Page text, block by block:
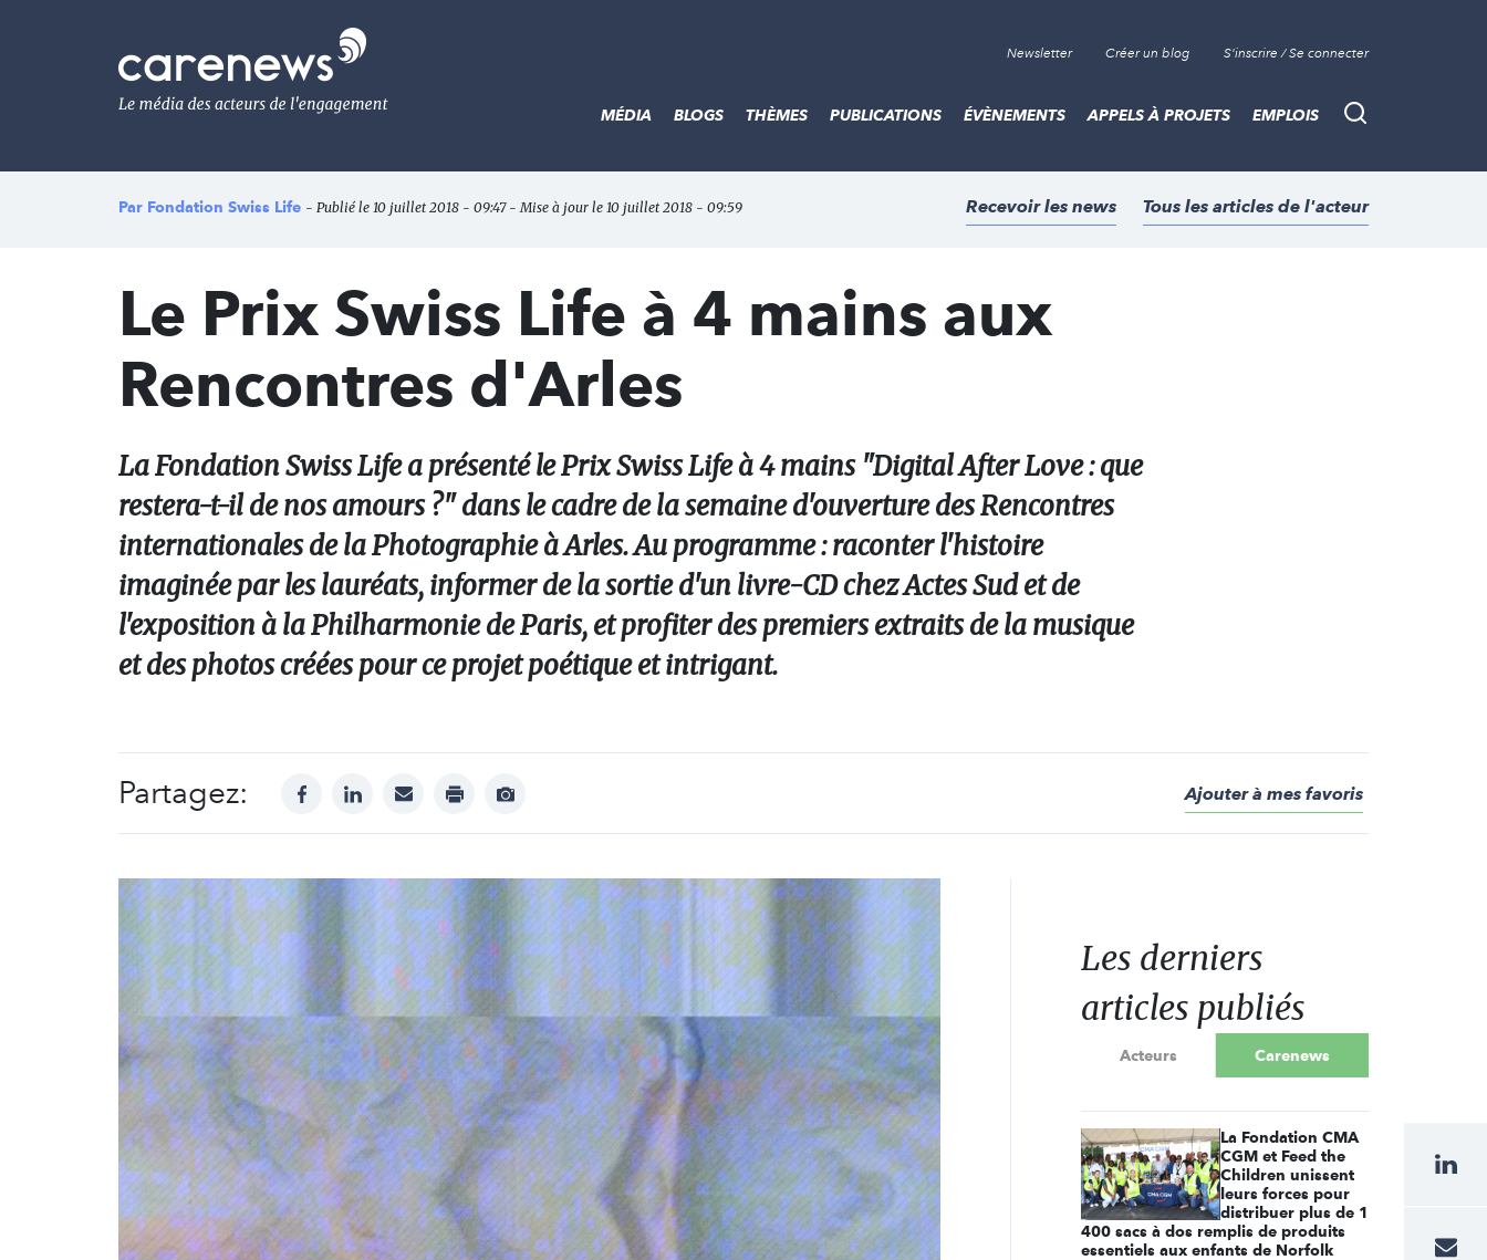
Le
média
de
l'engagement
Newsletter Créer un blog S'inscrire / Se connecter
Recherche
MÉDIA BLOGS THÈMES PUBLICATIONS ÉVÈNEMENTS APPELS À PROJETS EMPLOIS
Par Fondation Swiss Life - Publié le 10 juillet 2018 - 09:47 - Mise à jour le 10 juillet 2018 - 09:59 Recevoir les news Tous les articles de l'acteur
Le Prix Swiss Life à 4 mains aux
Rencontres d'Arles
La Fondation Swiss Life a présenté le Prix Swiss Life à 4 mains "Digital After Love : que
restera-t-il de nos amours ?" dans le cadre de la semaine d'ouverture des Rencontres
internationales de la Photographie à Arles. Au programme : raconter l'histoire
imaginée par les lauréats, informer de la sortie d'un livre-CD chez Actes Sud et de
l'exposition à la Philharmonie de Paris, et profiter des premiers extraits de la musique
et des photos créées pour ce projet poétique et intrigant.
Partagez: facebooklinkedinmail print
Afficher
Ajouter à mes favoris
Les derniers
articles publiés
Acteurs Carenews
La Fondation CMA
CGM et Feed the
Children unissent
leurs forces pour
distribuer plus de 1
400 sacs à dos remplis de produits
essentiels aux enfants de Norfolk